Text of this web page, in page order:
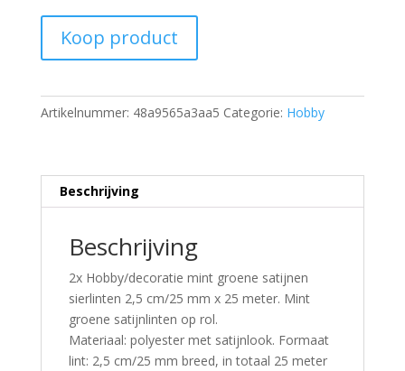
Koop product
Artikelnummer: 48a9565a3aa5 Categorie: Hobby
Beschrijving
Beschrijving
2x Hobby/decoratie mint groene satijnen
sierlinten 2,5 cm/25 mm x 25 meter. Mint
groene satijnlinten op rol.
Materiaal: polyester met satijnlook. Formaat
lint: 2,5 cm/25 mm breed, in totaal 25 meter